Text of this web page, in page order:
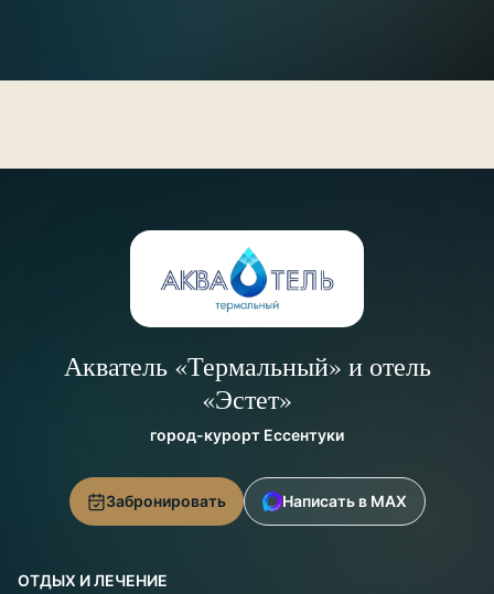
Акватель «Термальный» и отель
«Эстет»
город-курорт Ессентуки
Забронировать Написать в MAX
ОТДЫХ И ЛЕЧЕНИЕ